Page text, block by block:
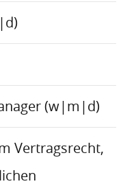
(w|m|d)
Vertragsrecht,